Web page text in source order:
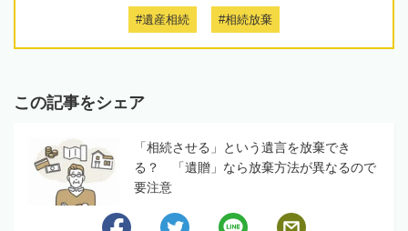
#遺産相続 #相続放棄
この記事をシェア
「相続させる」という遺言を放棄でき
る？ 「遺贈」なら放棄方法が異なるので
要注意